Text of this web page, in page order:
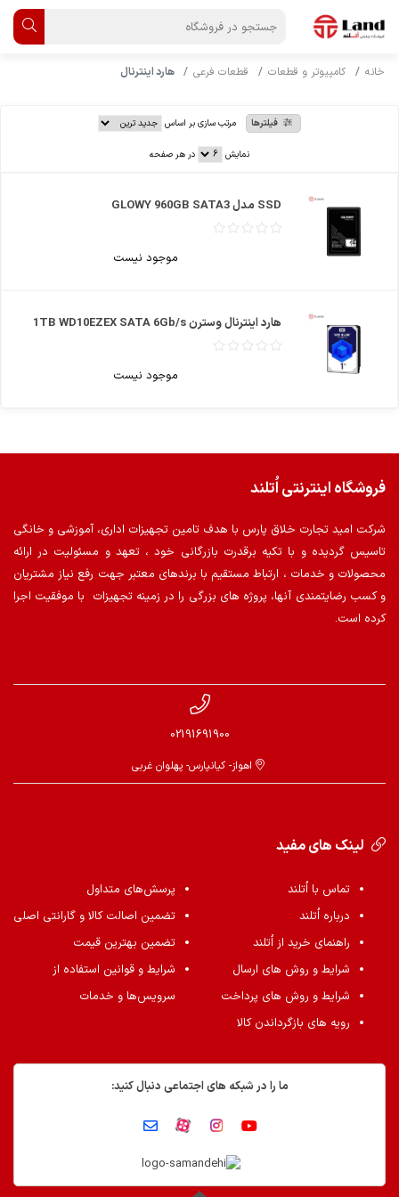
خانه کامپیوتر و قطعات قطعات فرعی هارد اینترنال
فیلترها مرتب سازی بر اساس
نمایش در هر صفحه
SSD مدل GLOWY 960GB SATA3
موجود نیست
هارد اینترنال وسترن 1TB WD10EZEX SATA 6Gb/s
موجود نیست
فروشگاه اینترنتی اُتلند
شرکت امید تجارت خلاق پارس با هدف تامین تجهیزات اداری، آموزشی و خانگی
تاسیس گردیده و با تکیه برقدرت بازرگانی خود ، تعهد و مسئولیت در ارائه
محصولات و خدمات ، ارتباط مستقیم با برندهای معتبر جهت رفع نیاز مشتریان
و کسب رضایتمندی آنها، پروژه های بزرگی را در زمینه تجهیزات با موفقیت اجرا
کرده است.
02191691900
اهواز- کیانپارس- پهلوان غربی
لینک های مفید
تماس با اُتلند
درباره اُتلند
راهنمای خرید از اُتلند
شرایط و روش های ارسال
شرایط و روش های پرداخت
رویه های بازگرداندن کالا
پرسش‌های متداول
تضمین اصالت کالا و گارانتی اصلی
تضمین بهترین قیمت
شرایط و قوانین استفاده از
سرویس‌ها و خدمات
ما را در شبکه های اجتماعی دنبال کنید: